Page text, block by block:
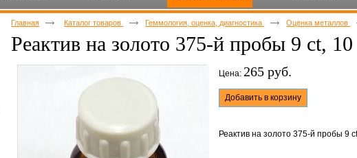
Главная Каталог товаров Геммология, оценка, диагностика Оценка металлов
Реактив на золото 375-й пробы 9 ct,
Цена: 265 руб.
Добавить в корзину
Реактив на золото 375-й пробы 9